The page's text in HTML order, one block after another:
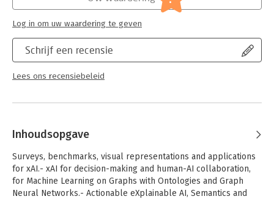
Responsible AI; Explainable and Interpretable AI with
Argumentation, Representational Learning and concept
Schrijf een recensie
Lees ons recensiebeleid
Log in om uw waardering te geven
Inhoudsopgave
Surveys, benchmarks, visual representations and applications
for xAI.- xAI for decision-making and human-AI collaboration,
for Machine Learning on Graphs with Ontologies and Graph
Neural Networks.- Actionable eXplainable AI, Semantics and